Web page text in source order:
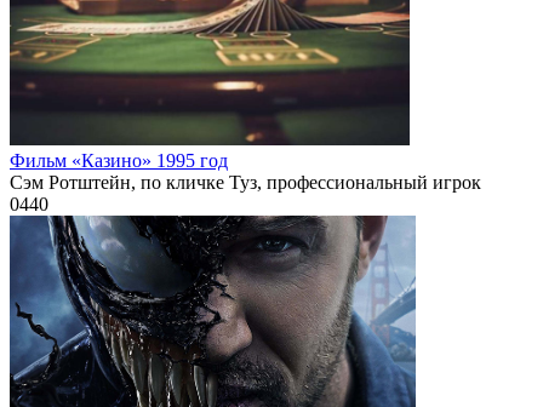
Фильм «Казино» 1995 год
Сэм Ротштейн, по кличке Туз, профессиональный игрок
0440